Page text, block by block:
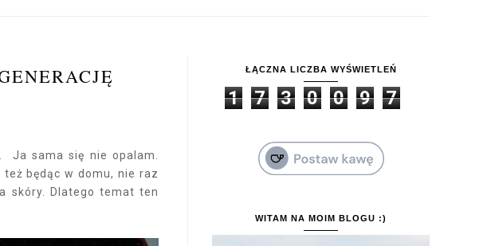
. Ja sama się nie opalam.
będąc w domu, nie raz
skóry. Dlatego temat ten
ŁĄCZNA LICZBA WYŚWIETLEŃ
1 7 3 0 0 9 7
WITAM NA MOIM BLOGU :)